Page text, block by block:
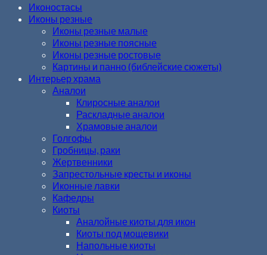
Иконостасы
Иконы резные
Иконы резные малые
Иконы резные поясные
Иконы резные ростовые
Картины и панно (библейские сюжеты)
Интерьер храма
Аналои
Клиросные аналои
Раскладные аналои
Храмовые аналои
Голгофы
Гробницы, раки
Жертвенники
Запрестольные кресты и иконы
Иконные лавки
Кафедры
Киоты
Аналойные киоты для икон
Киоты под мощевики
Напольные киоты